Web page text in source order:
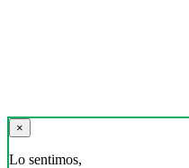
×
Lo sentimos,